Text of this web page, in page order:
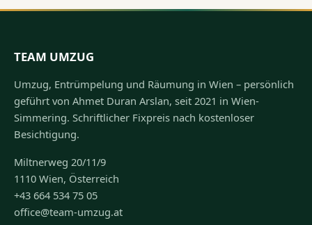
TEAM UMZUG
Umzug, Entrümpelung und Räumung in Wien – persönlich
geführt von Ahmet Duran Arslan, seit 2021 in Wien-
Simmering. Schriftlicher Fixpreis nach kostenloser
Besichtigung.
Miltnerweg 20/11/9
1110 Wien, Österreich
+43 664 534 75 05
office@team-umzug.at